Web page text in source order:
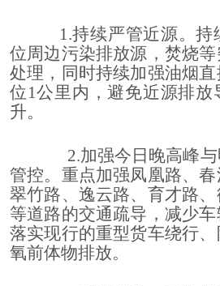
1.持续严管近源。持
位周边污染排放源，焚烧
处理，同时持续加强油烟
位 1公里内，避免近源排放
升。
2.加强今日晚高峰
管控。重点加强凤凰路、春
翠竹路、逸云路、育才路
等道路的交通疏导，减少
落实现行的重型货车绕行
氧前体物排放。